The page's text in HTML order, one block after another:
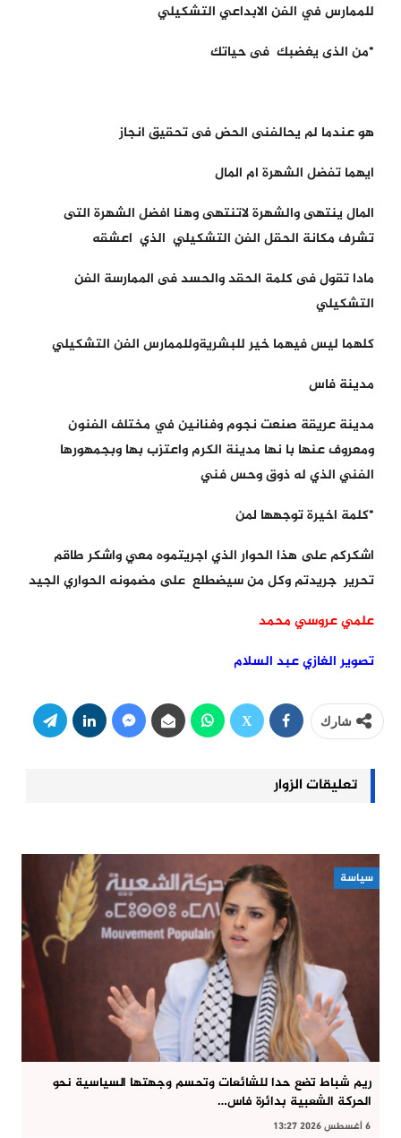
للممارس في الفن الابداعي التشكيلي
*من الذى يغضبك فى حياتك
هو عندما لم يحالفنى الحض فى تحقيق انجاز
ايهما تفضل الشهرة ام المال
المال ينتهى والشهرة لاتنتهى وهنا افضل الشهرة التى
تشرف مكانة الحقل الفن التشكيلي الذي اعشقه
مادا تقول فى كلمة الحقد والحسد فى الممارسة الفن
التشكيلي
كلهما ليس فيهما خير للبشريةوللممارس الفن التشكيلي
مدينة فاس
مدينة عريقة صنعت نجوم وفنانين في مختلف الفنون
ومعروف عنها با نها مدينة الكرم واعتزب بها وبجمهورها
الفني الذي له ذوق وحس فني
*كلمة اخيرة توجهها لمن
اشكركم على هذا الحوار الذي اجريتموه معي واشكر طاقم
تحرير جريدتم وكل من سيضطلع على مضمونه الحواري الجيد
علمي عروسي محمد
تصوير الغازي عبد السلام
شارك
تعليقات الزوار
سياسة
ريم شباط تضع حدا للشائعات وتحسم وجهتها السياسية نحو
الحركة الشعبية بدائرة فاس…
6 أغسطس 2026 13:27